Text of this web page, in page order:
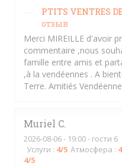
PTITS VENTRES
отзыв
Merci MIREILLE d'avoir
commentaire ,nous
famille entre amis et
,à la vendéennes . A
Terre. Amitiés
Muriel C
2026-08-06- 19:00 - гости 6
Услуги : 4/5 Атмосфера : 4
4/5